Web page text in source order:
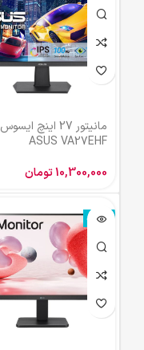
مانيتور 27 اینچ ایسوس
ASUS VA27EHF
10,300,000تومان
ناموجود